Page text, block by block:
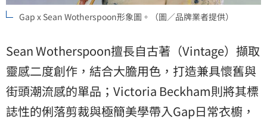
Gap x Sean Wotherspoon形象圖。（圖／品牌業者提供）
Sean Wotherspoon擅長自古著（Vintage）擷取
靈感二度創作，結合大膽用色，打造兼具懷舊與
街頭潮流感的單品；Victoria Beckham則將其標
誌性的俐落剪裁與極簡美學帶入Gap日常衣櫥，